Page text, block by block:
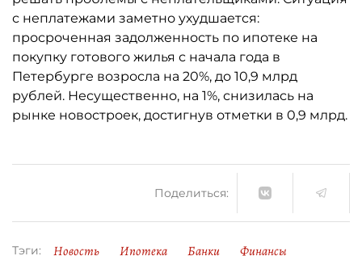
с неплатежами заметно ухудшается:
просроченная задолженность по ипотеке на
покупку готового жилья с начала года в
Петербурге возросла на 20%, до 10,9 млрд
рублей. Несущественно, на 1%, снизилась на
рынке новостроек, достигнув отметки в 0,9 млрд.
Поделиться:
Тэги: Новость Ипотека Банки
Финансы